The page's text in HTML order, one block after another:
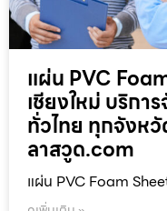
แผ่น PVC
เชียงใหม่ บริก
ทั่วไทย ทุกจังห
ลาสวูด.com
แผ่น PVC Foam